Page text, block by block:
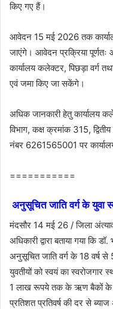
किए गए हैं।
आवेदन 15 मई 2026 तक
जाएंगे। आवेदन प्रक्रिया
कार्यालय कलेक्टर, पिछड़ा वर्ग
एवं जमा किए जा सकेंगे।
अधिक जानकारी हेतु कार्यालय
विभाग, कक्ष क्रमांक 315,
नंबर 6261565001 पर
===========
अनुसूचित जाति वर्ग के युवा
मंदसौर 14 मई 26 / जिला
अधिकारी द्वारा बताया गया कि
अनुसूचित जाति वर्ग के 18 वर्ष से
युवतीयों को स्वयं का
1 लाख रूपये तक के ऋण बैकों के
प्रतिशत प्रतिवर्ष की दर से